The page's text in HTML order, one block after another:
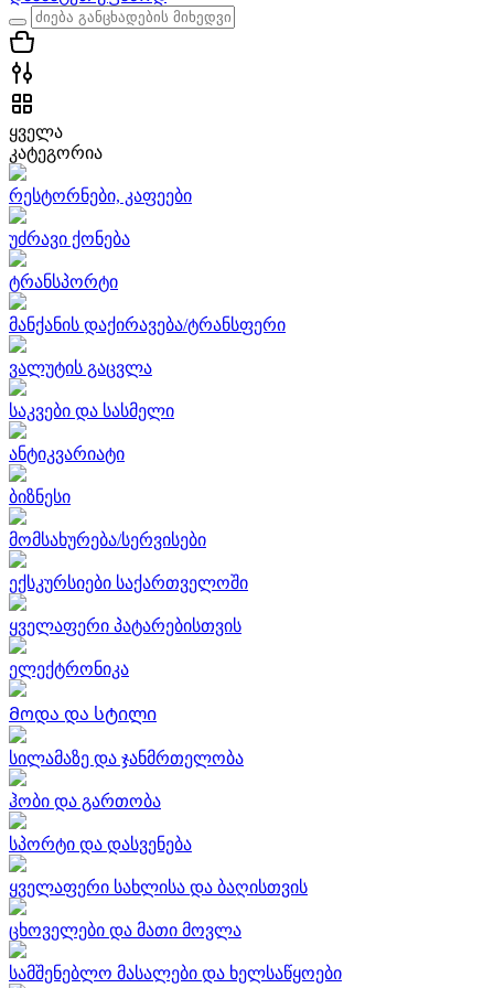
ყველა
კატეგორია
რესტორნები, კაფეები
უძრავი ქონება
ტრანსპორტი
მანქანის დაქირავება/ტრანსფერი
ვალუტის გაცვლა
საკვები და სასმელი
ანტიკვარიატი
ბიზნესი
მომსახურება/სერვისები
ექსკურსიები საქართველოში
ყველაფერი პატარებისთვის
ელექტრონიკა
Მოდა და სტილი
სილამაზე და ჯანმრთელობა
ჰობი და გართობა
სპორტი და დასვენება
ყველაფერი სახლისა და ბაღისთვის
ცხოველები და მათი მოვლა
სამშენებლო მასალები და ხელსაწყოები